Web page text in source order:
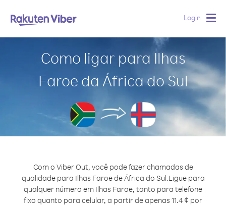
Login
Como ligar para Ilhas
Faroe da África do Sul
Com o Viber Out, você pode fazer chamadas de
qualidade para Ilhas Faroe de África do Sul.Ligue para
qualquer número em Ilhas Faroe, tanto para telefone
fixo quanto para celular, a partir de apenas 11.4 ¢ por